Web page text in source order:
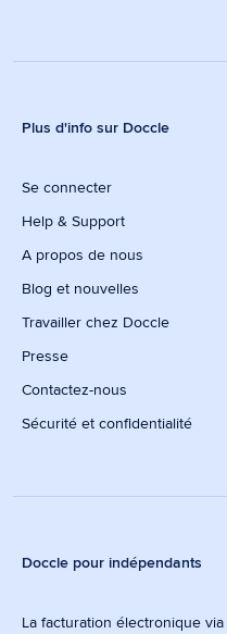
Plus d'info sur Doccle
Se connecter
Help & Support
A propos de nous
Blog et nouvelles
Travailler chez Doccle
Presse
Contactez-nous
Sécurité et confidentialité
Doccle pour indépendants
La facturation électronique